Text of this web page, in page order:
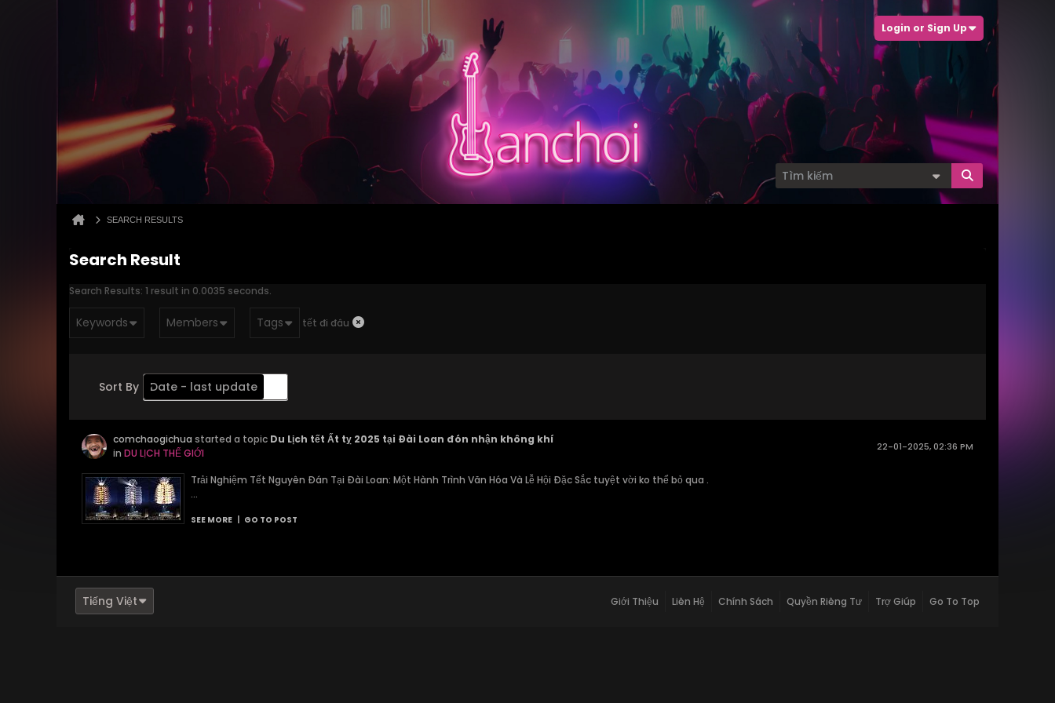
Login or Sign Up
SEARCH RESULTS
Search Result
Search Results: 1 result in 0.0035 seconds.
Keywords Members Tags tết đi đâu
Sort By Date - last update
Order Descending
comchaogichua started a topic Du Lịch tết Ất tỵ 2025 tại Đài Loan đón nhận không khí
in DU LỊCH THẾ GIỚI 22-01-2025, 02:36 PM
Trải Nghiệm Tết Nguyên Đán Tại Đài Loan: Một Hành Trình Văn Hóa Và Lễ Hội Đặc Sắc tuyệt vời ko thể bỏ qua .
...
SEE MORE GO TO POST
Tiếng Việt Giới Thiệu Liên Hệ Chính Sách Quyền Riêng Tư Trợ Giúp Go To Top